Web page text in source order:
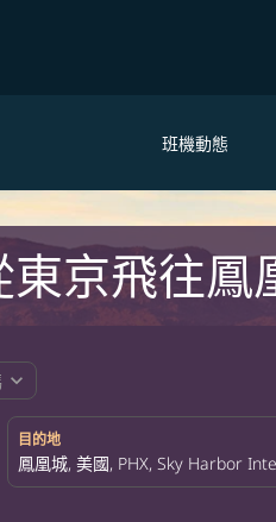
班機動態
東京飛往
expand_more
目的地